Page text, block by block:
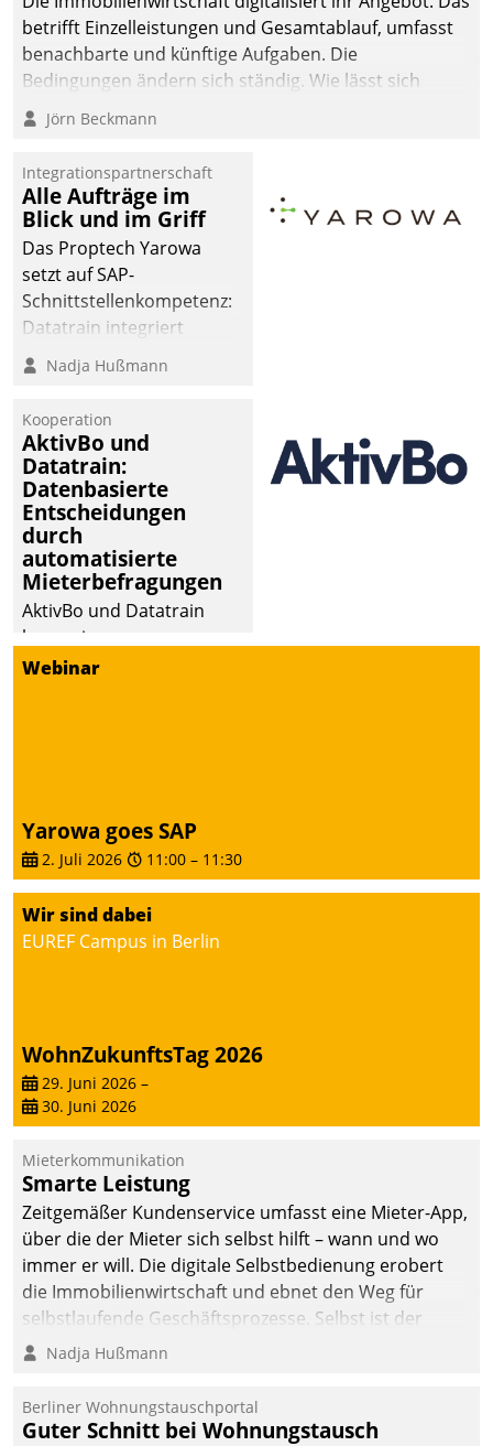
betrifft Einzelleistungen und Gesamtablauf, umfasst
benachbarte und künftige Aufgaben. Die
Bedingungen ändern sich ständig. Wie lässt sich
technisch die Kontrolle wahren und zugleich Freiraum
fürs Wachsen öffnen?
Jörn Beckmann
Integrationspartnerschaft
Alle Aufträge im
Blick und im Griff
Das Proptech Yarowa
setzt auf SAP-
Schnittstellenkompetenz:
Datatrain integriert
Yarowas Portal zur
Vergabe und Verwaltung
operativen
Instandhaltung in die
SAP-Systemlandschaft
deutscher
Wohnungsunternehmen
– und beschleunigt damit
den Weg vom
Mieteranliegen zum
Dienstleisterauftrag.
Nadja Hußmann
Kooperation
AktivBo und
Datatrain:
Datenbasierte
Entscheidungen
durch
automatisierte
Mieterbefragungen
AktivBo und Datatrain
kooperieren –
Immobilienunternehmen
zielgerichtete
Mieterbefragungen – eine
starke Grundlage für
intelligente,
datengestützte
Entscheidungen.
Webinar
Yarowa goes SAP
2. Juli 2026 11:00 – 11:30
Wir sind dabei
EUREF Campus in Berlin
WohnZukunftsTag 2026
29. Juni 2026 –
30. Juni 2026
Mieterkommunikation
Smarte Leistung
Zeitgemäßer Kundenservice umfasst eine Mieter-App,
über die der Mieter sich selbst hilft – wann und wo
immer er will. Die digitale Selbstbedienung erobert
die Immobilienwirtschaft und ebnet den Weg für
selbstlaufende Geschäftsprozesse. Selbst ist der
Kunde und smart der Serviceanbieter.
Nadja Hußmann
Berliner Wohnungstauschportal
Guter Schnitt bei Wohnungstausch